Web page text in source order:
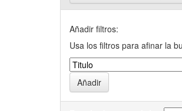
Añadir filtros:
Usa los filtros para afinar la